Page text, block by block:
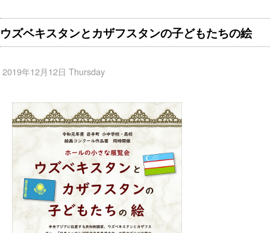
ウズベキスタンとカザフスタンの子どもたちの絵
2019年12月12日 Thursday